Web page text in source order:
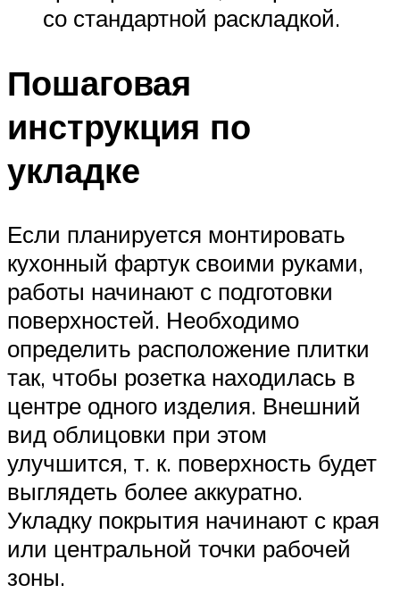
со стандартной раскладкой.
Пошаговая
инструкция по
укладке
Если планируется монтировать
кухонный фартук своими руками,
работы начинают с подготовки
поверхностей. Необходимо
определить расположение плитки
так, чтобы розетка находилась в
центре одного изделия. Внешний
вид облицовки при этом
улучшится, т. к. поверхность будет
выглядеть более аккуратно.
Укладку покрытия начинают с края
или центральной точки рабочей
зоны.